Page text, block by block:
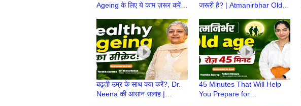
Ageing के लिए ये काम ज़रूर करें! |
जरूरी है? | Atmanirbhar Old
ke Baad
बढ़ती उम्र के साथ क्या करें?, Dr.
Neena की आसान सलाह |
45 Minutes That Will Help
You Prepare for